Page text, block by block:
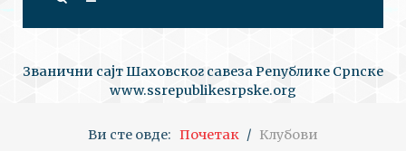
Званични сајт Шаховског савеза Републике Српске
www.ssrepublikesrpske.org
Ви сте овде: Почетак Клубови